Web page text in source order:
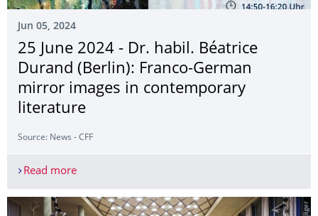
Jun 05, 2024
25 June 2024 - Dr. habil. Béatrice
Durand (Berlin): Franco-German
mirror images in contemporary
literature
Source: News - CFF
Read more25 June 2024 - Dr. habil. Béatrice Durand